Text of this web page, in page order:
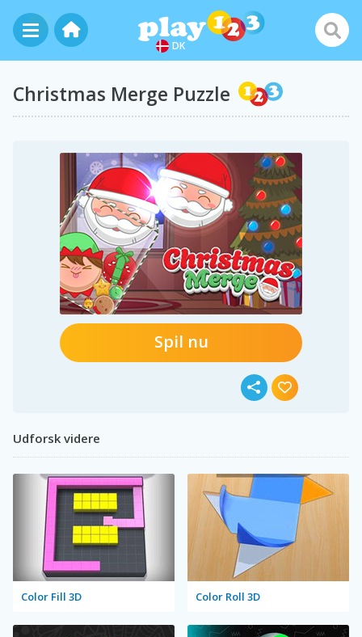
DK
Christmas Merge Puzzle
Spil nu
Udforsk videre
Color Fill 3D Color Roll 3D